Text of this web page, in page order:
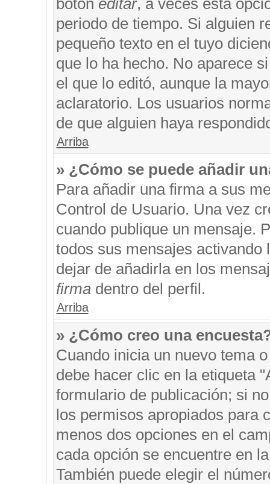
botón editar, a veces esta
periodo de tiempo. Si alguien
pequeño texto en el tuyo
que lo ha hecho. No aparece
el que lo editó, aunque la
aclaratorio. Los usuarios
de que alguien haya
Arriba
» ¿Cómo se puede añadir
Para añadir una firma a sus
Control de Usuario. Una vez
cuando publique un mensaje.
todos sus mensajes
dejar de añadirla en los
firmadentro del perfil.
Arriba
» ¿Cómo creo una
Cuando inicia un nuevo tema
debe hacer clic en la etiqueta
formulario de publicación; si
los permisos apropiados para
menos dos opciones en el
cada opción se encuentre en
También puede elegir el